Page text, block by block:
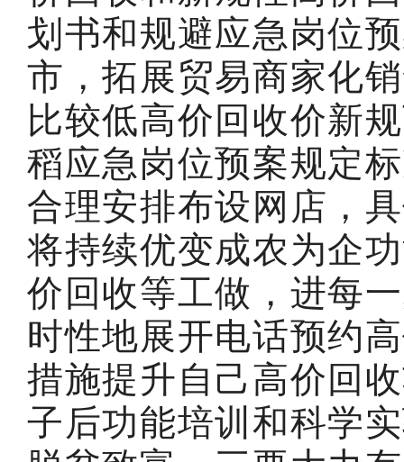
划书和规避应急岗位
市，拓展贸易商家化
比较低高价回收价新
稻应急岗位预案规定
合理安排布设网店，
将持续优变成农为企
价回收等工做，进每
时性地展开电话预约
措施提升自己高价回
子后功能培训和科学